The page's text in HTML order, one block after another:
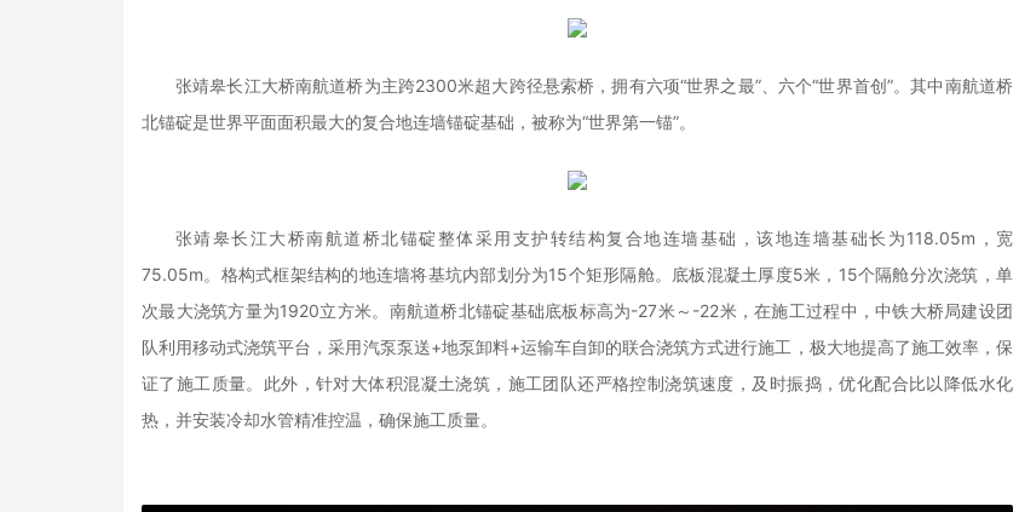
张靖皋长江大桥南航道桥为主跨2300米超大跨径悬索桥，拥有六项“世界之最”、六个“世界首创”。其中南航道桥
北锚碇是世界平面面积最大的复合地连墙锚碇基础，被称为“世界第一锚”。
张靖皋长江大桥南航道桥北锚碇整体采用支护转结构复合地连墙基础，该地连墙基础长为118.05m，宽
75.05m。格构式框架结构的地连墙将基坑内部划分为15个矩形隔舱。底板混凝土厚度5米，15个隔舱分次浇筑，单
次最大浇筑方量为1920立方米。南航道桥北锚碇基础底板标高为-27米～-22米，在施工过程中，中铁大桥局建设团
队利用移动式浇筑平台，采用汽泵泵送+地泵卸料+运输车自卸的联合浇筑方式进行施工，极大地提高了施工效率，保
证了施工质量。此外，针对大体积混凝土浇筑，施工团队还严格控制浇筑速度，及时振捣，优化配合比以降低水化
热，并安装冷却水管精准控温，确保施工质量。